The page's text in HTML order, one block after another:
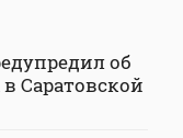
об
Саратовской